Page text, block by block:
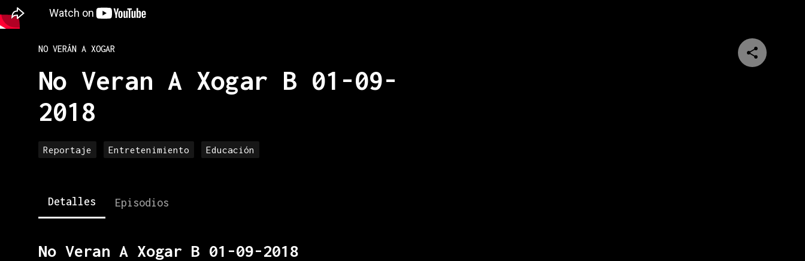
NO VERÁN A XOGAR
No Veran A Xogar B 01-09-
2018
Reportaje Entretenimiento Educación
Detalles Episodios
No Veran A Xogar B 01-09-2018